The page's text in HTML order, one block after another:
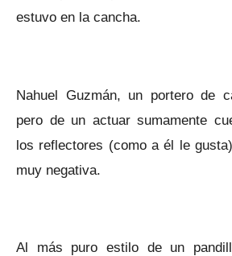
estuvo en la cancha.
Nahuel Guzmán, un portero de
pero de un actuar sumamente
los reflectores (como a él le
muy negativa.
Al más puro estilo de un